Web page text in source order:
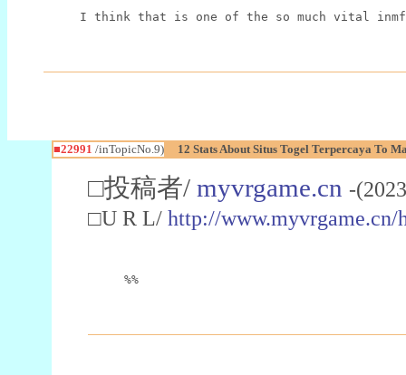
I think that is one of the so much vital
■22991 /inTopicNo.9) 12 Stats About Situs Togel Terpercaya To
□投稿者/ myvrgame.cn -
□U R L/ http://www.myvrgame.cn/
%%